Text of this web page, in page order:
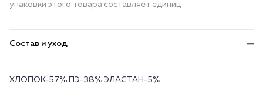
упаковки этого товара составляет единиц
Состав и уход
ХЛОПОК-57% ПЭ-38% ЭЛАСТАН-5%